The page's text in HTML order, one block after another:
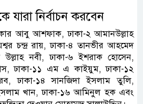
যারা নির্বাচন করবেন
আবু আশফাক, ঢাকা-২ আমানউল্লাহ
চন্দ্র রায়, ঢাকা-৪ তানভীর আহমেদ
উল্লাহ নবী, ঢাকা-৬ ইশরাক হোসেন,
ঢাকা-১১ এম এ কাইয়ুম, ঢাকা-১২
ঢাকা-১৪ সানজিদা ইসলাম তুলি,
খান, ঢাকা-১৬ আমিনুল হক এবং